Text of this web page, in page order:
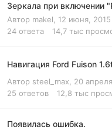
Зеркала при включении
Автор makel, 12 июня, 2015
24 ответа 14,7 тыс
Навигация Ford Fuison
Автор steel_max, 20
25 ответов 12,8 тыс
Появилась ошибка.